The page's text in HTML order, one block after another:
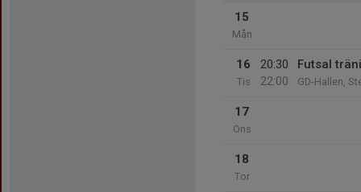
15
Mån
16
Tis
20:30
22:00
Futsal
GD-Hallen,
17
Ons
18
Tor